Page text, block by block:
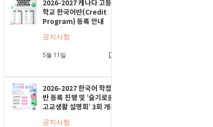
2026-2027 캐나다 고등
학교 한국어반(Credit
Program) 등록 안내
공지사항
5월 11일
2026-2027 한국어 학점
반 등록 진행 및 ‘슬기로운
고교생활 설명회’ 3회 개최
공지사항